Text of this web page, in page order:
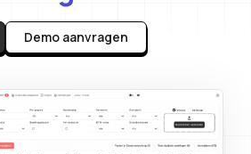
Demo aanvragen